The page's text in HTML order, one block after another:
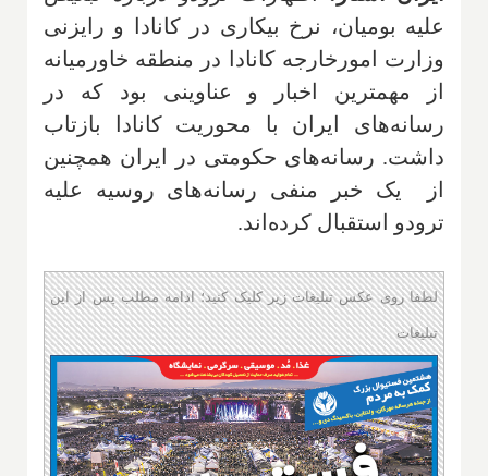
علیه بومیان، نرخ بیکاری در کانادا و رایزنی
وزارت امورخارجه کانادا در منطقه خاورمیانه
از مهمترین اخبار و عناوینی بود که در
رسانه‌های ایران با محوریت کانادا بازتاب
داشت. رسانه‌های حکومتی در ایران همچنین
از یک خبر منفی رسانه‌های روسیه علیه
ترودو استقبال کرده‌اند.
لطفا روی عکس تبلیغات زیر کلیک کنید؛ ادامه مطلب پس از این
تبلیغات